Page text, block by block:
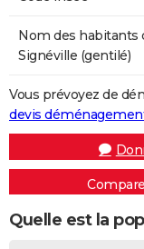
Nom des habitants
Signéville (gentilé)
Vous prévoyez de
devis
Quelle est la